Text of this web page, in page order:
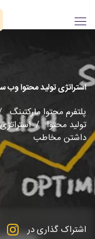
استراتژی تولید محتوا
پلتفرم محتوا مارکتینگ
تولید محتوا/ استراتژی
داشتن مخاطب
اشتراک گذاری در